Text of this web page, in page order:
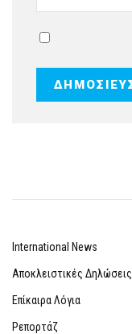
International News
Αποκλειστικές Δηλώσεις
Επίκαιρα Λόγια
Ρεπορτάζ